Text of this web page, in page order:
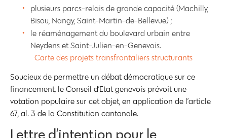
plusieurs parcs-relais de grande capacité (Machilly,
Bisou, Nangy, Saint-Martin-de-Bellevue) ;
le réaménagement du boulevard urbain entre
Neydens et Saint-Julien-en-Genevois.
Carte des projets transfrontaliers structurants
Soucieux de permettre un débat démocratique sur ce
financement, le Conseil d’Etat genevois prévoit une
votation populaire sur cet objet, en application de l’article
67, al. 3 de la Constitution cantonale.
Lettre d’intention pour le